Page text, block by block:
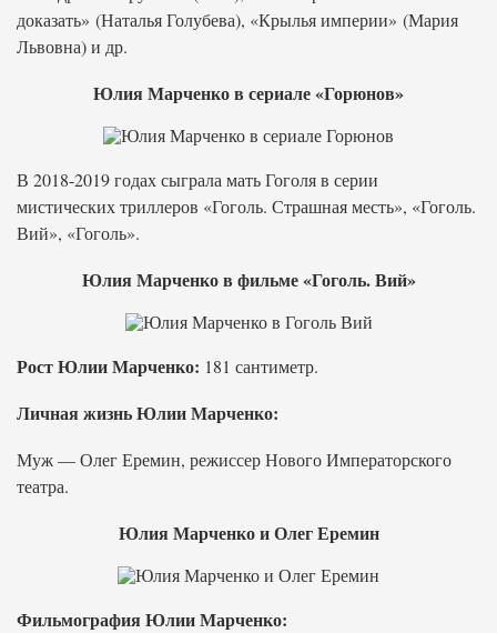
доказать» (Наталья Голубева), «Крылья империи» (Мария
Львовна) и др.
Юлия Марченко в сериале «Горюнов»
В 2018-2019 годах сыграла мать Гоголя в серии
мистических триллеров «Гоголь. Страшная месть», «Гоголь.
Вий», «Гоголь».
Юлия Марченко в фильме «Гоголь. Вий»
Рост Юлии Марченко: 181 сантиметр.
Личная жизнь Юлии Марченко:
Муж — Олег Еремин, режиссер Нового Императорского
театра.
Юлия Марченко и Олег Еремин
Фильмография Юлии Марченко: